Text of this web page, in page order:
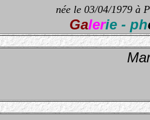
née le 03/04/1979 à
Galerie - ph